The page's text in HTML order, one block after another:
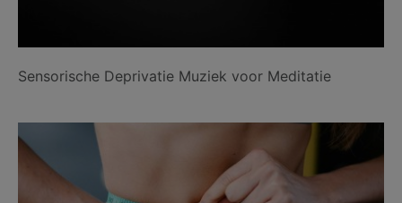
Sensorische Deprivatie Muziek voor Meditatie